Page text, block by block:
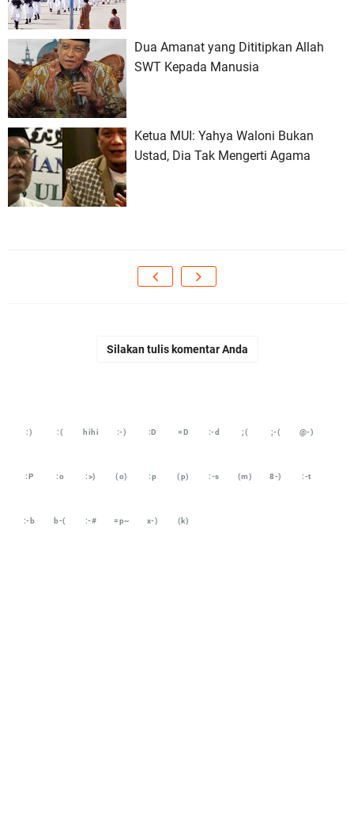
Dua Amanat yang Dititipkan Allah
SWT Kepada Manusia
Ketua MUI: Yahya Waloni Bukan
Ustad, Dia Tak Mengerti Agama
Silakan tulis komentar Anda
:) :( hihi :-) :D =D :-d ;( ;-( @-)
:P :o :>) (o) :p (p) :-s (m) 8-) :-t
:-b b-( :-# =p~ x-) (k)